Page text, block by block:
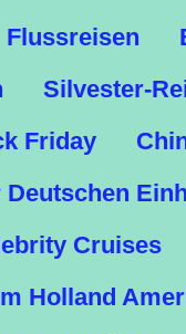
Flussreisen
Silvester-
Friday
Deutschen
Cruises
Holland